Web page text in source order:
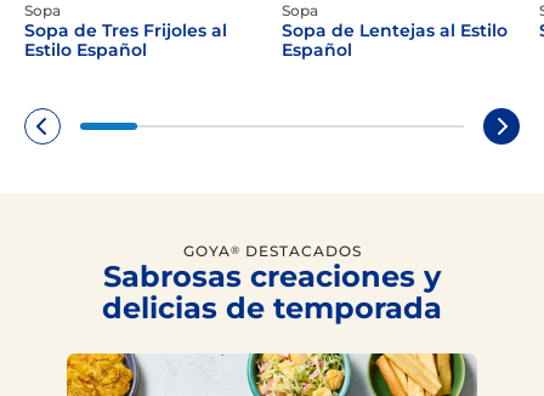
Sopa
Sopa de Tres Frijoles al
Estilo Español
Sopa
Sopa de Lentejas al Estilo
Español
GOYA® DESTACADOS
Sabrosas creaciones y
delicias de temporada